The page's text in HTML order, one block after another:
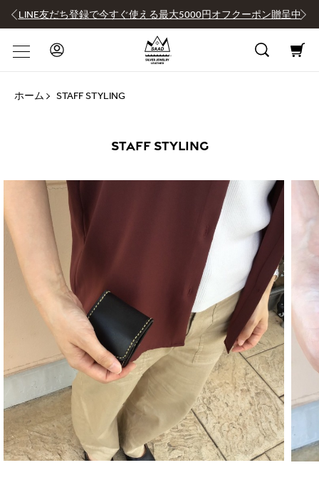
LINE友だち登録で今すぐ使える最大5000円オフクーポン贈呈中
ホーム STAFF STYLING
STAFF STYLING